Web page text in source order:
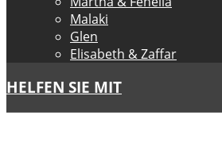
Malaki
Glen
Elisabeth & Zaffar
HELFEN SIE MIT